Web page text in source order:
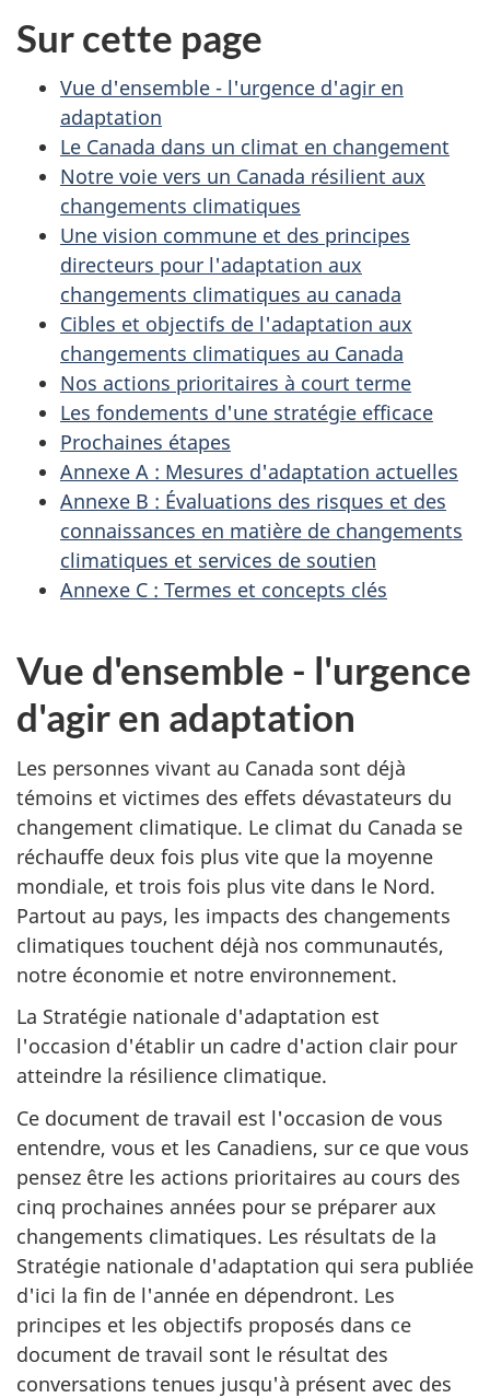
Sur cette page
Vue d'ensemble - l'urgence d'agir en
adaptation
Le Canada dans un climat en changement
Notre voie vers un Canada résilient aux
changements climatiques
Une vision commune et des principes
directeurs pour l'adaptation aux
changements climatiques au canada
Cibles et objectifs de l'adaptation aux
changements climatiques au Canada
Nos actions prioritaires à court terme
Les fondements d'une stratégie efficace
Prochaines étapes
Annexe A : Mesures d'adaptation actuelles
Annexe B : Évaluations des risques et des
connaissances en matière de changements
climatiques et services de soutien
Annexe C : Termes et concepts clés
Vue d'ensemble - l'urgence
d'agir en adaptation
Les personnes vivant au Canada sont déjà
témoins et victimes des effets dévastateurs du
changement climatique. Le climat du Canada se
réchauffe deux fois plus vite que la moyenne
mondiale, et trois fois plus vite dans le Nord.
Partout au pays, les impacts des changements
climatiques touchent déjà nos communautés,
notre économie et notre environnement.
La Stratégie nationale d'adaptation est
l'occasion d'établir un cadre d'action clair pour
atteindre la résilience climatique.
Ce document de travail est l'occasion de vous
entendre, vous et les Canadiens, sur ce que vous
pensez être les actions prioritaires au cours des
cinq prochaines années pour se préparer aux
changements climatiques. Les résultats de la
Stratégie nationale d'adaptation qui sera publiée
d'ici la fin de l'année en dépendront. Les
principes et les objectifs proposés dans ce
document de travail sont le résultat des
conversations tenues jusqu'à présent avec des